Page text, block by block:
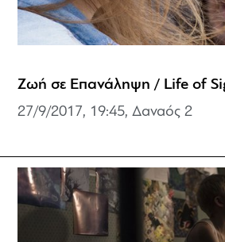
Ζωή σε Επανάληψη / Life of
27/9/2017, 19:45,Δαναός 2